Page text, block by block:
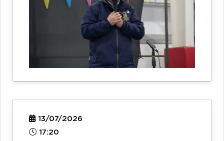
13/07/2026
17:20